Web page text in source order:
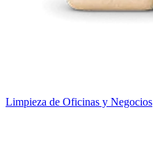
Limpieza de Oficinas y Negocios